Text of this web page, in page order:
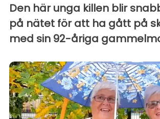
Den här unga killen blir
på nätet för att ha gått på
med sin 92-åriga